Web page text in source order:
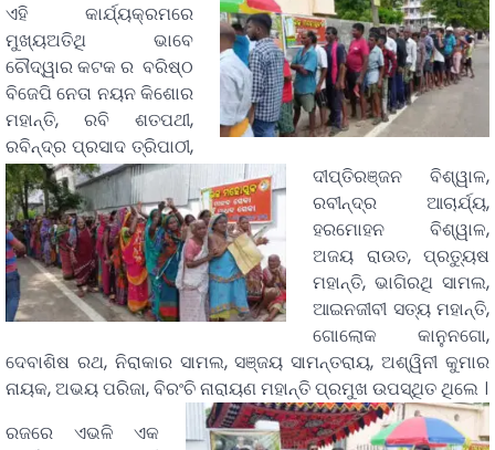
ଏହି କାର୍ଯ୍ୟକ୍ରମରେ
ମୁଖ୍ୟଅତିଥି ଭାବେ
ଚୌଦ୍ୱାର କଟକ ର ବରିଷ୍ଠ
ବିଜେପି ନେତା ନୟନ କିଶୋର
ମହାନ୍ତି, ରବି ଶତପଥୀ,
ରବିନ୍ଦ୍ର ପ୍ରସାଦ ତ୍ରିପାଠୀ,
ଦୀପ୍ତିରଞ୍ଜନ ବିଶ୍ୱାଳ,
ରବୀନ୍ଦ୍ର ଆଚାର୍ଯ୍ୟ,
ହରମୋହନ ବିଶ୍ୱାଳ,
ଅଜୟ ରାଉତ, ପ୍ରତୁ୍ୟଷ
ମହାନ୍ତି, ଭାଗିରଥି ସାମଲ,
ଆଇନଜୀବୀ ସତ୍ୟ ମହାନ୍ତି,
ଗୋଲୋକ କାନୁନଗୋ,
ଦେବାଶିଷ ରଥ, ନିରାକାର ସାମଲ, ସଞ୍ଜୟ ସାମନ୍ତରାୟ, ଅଶ୍ୱିନୀ କୁମାର
ନାୟକ, ଅଭୟ ପରିଜା, ବିରଂଚି ନାରାୟଣ ମହାନ୍ତି ପ୍ରମୁଖ ଉପସ୍ଥିତ ଥିଲେ ।
ରଜରେ ଏଭଳି ଏକ